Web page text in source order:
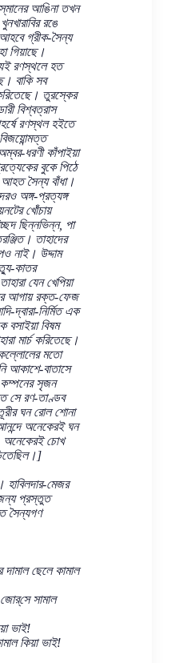
আঙিনা তখন
রঙে
গ্রীক-সৈন্য
গিয়াছে।
রণস্থলে হত
বাকি সব
তুরস্কের
বিশ্বত্রাস
রণস্থল হইতে
ধরণী কাঁপাইয়া
বুকে পিঠে
আহত সৈন্য বাঁধা।
অঙ্গ-প্রত্যঙ্গ
খোঁচায়
ছিন্নভিন্ন, পা
তাহাদের
নাই। উদ্দাম
কাতর
যেন খেপিয়া
আগায় রক্ত-ফেজ
দ্বারা-নির্মিত এক
বসাইয়া বিষম
মার্চ করিতেছে।
মতো
আকাশে-বাতাসে
কম্পনের সৃজন
সে রণ-তাণ্ডব
ঘন রোল শোনা
অনেকেরই ঘন
অনেকেরই চোখ
হাবিলদার-মেজর
জন্য প্রস্তুত
সৈন্যগণ
দামাল ছেলে কামাল
সামাল
ভাই!
কিয়া ভাই!